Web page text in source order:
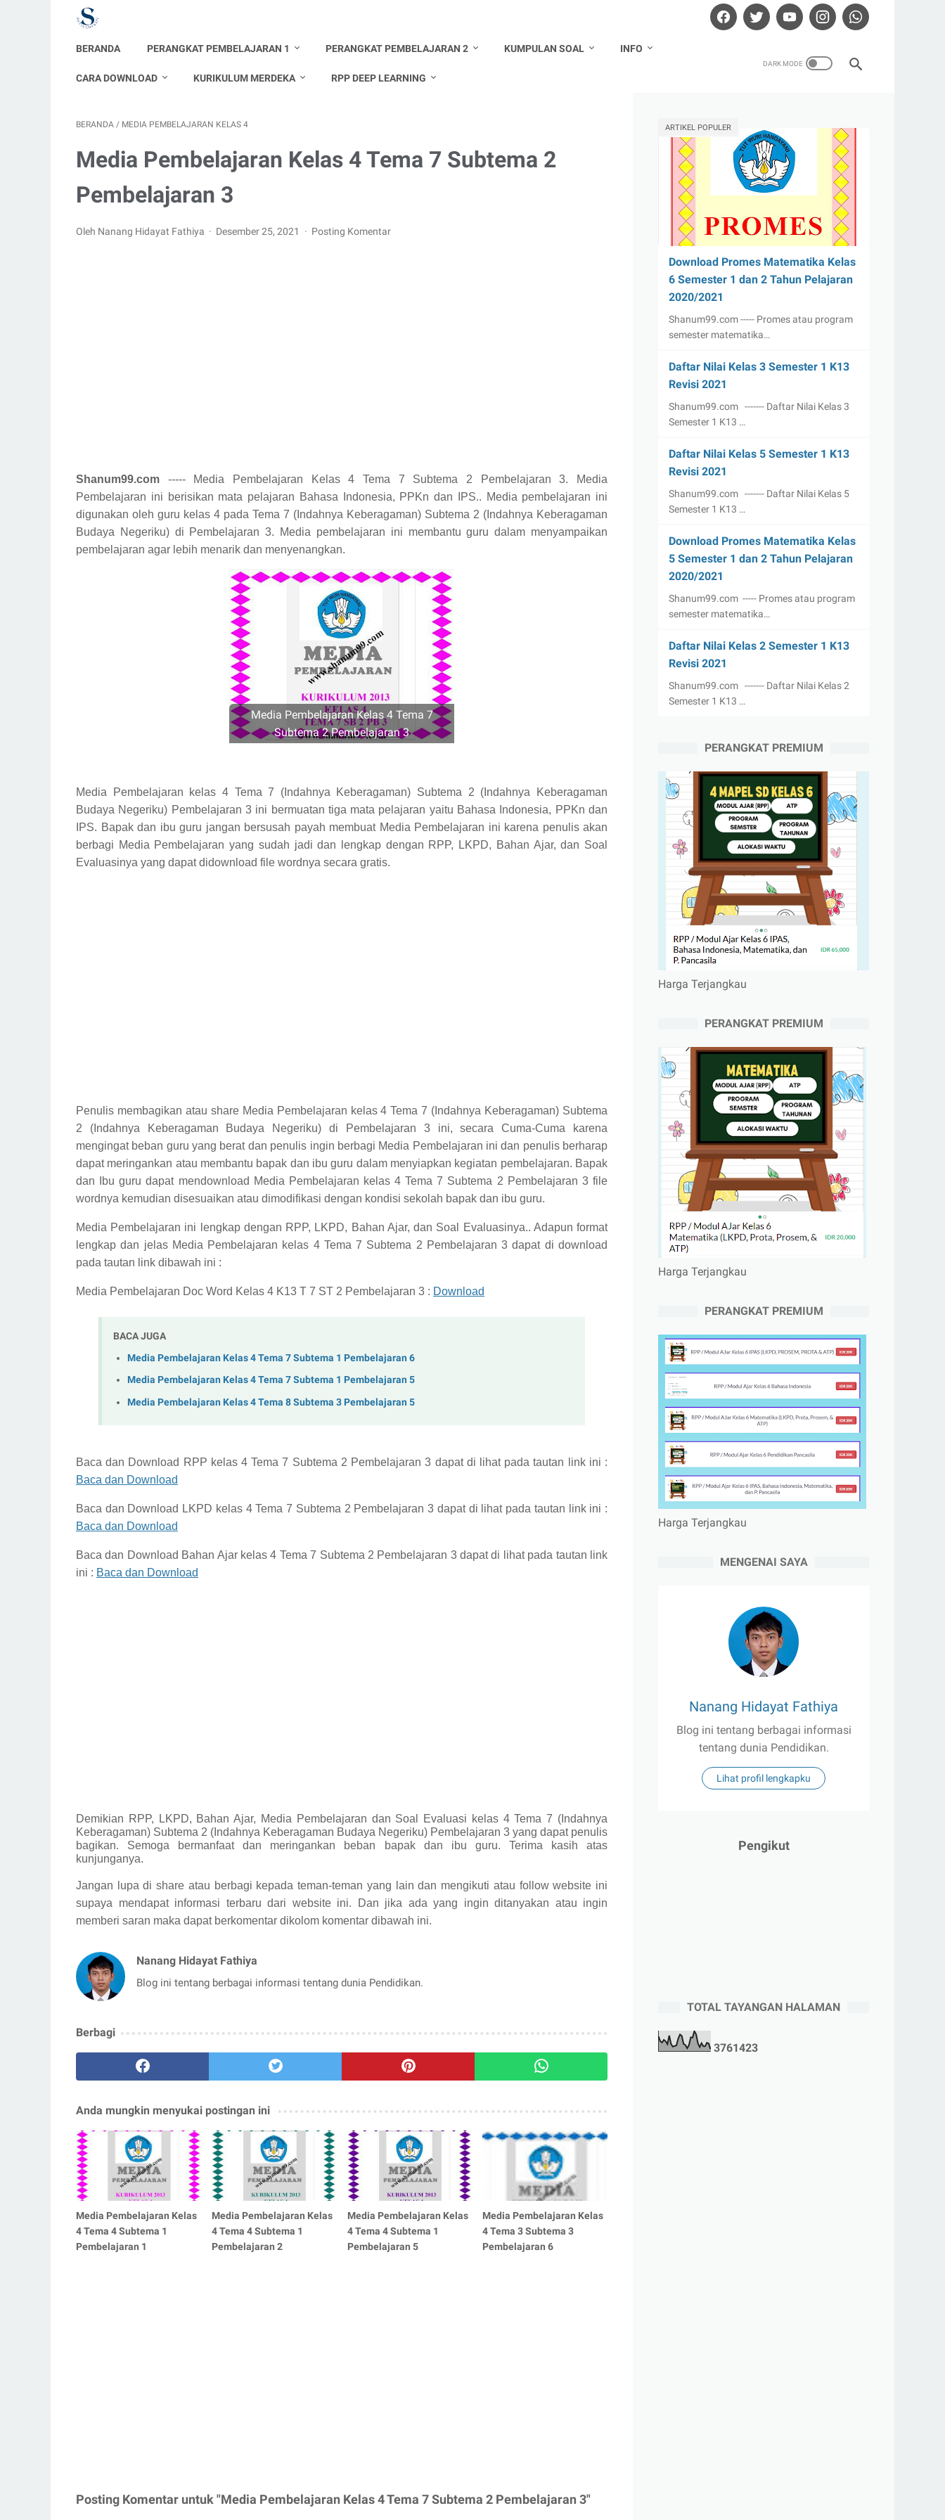
BERANDA PERANGKAT PEMBELAJARAN 1 PERANGKAT PEMBELAJARAN 2 KUMPULAN SOAL INFO
CARA DOWNLOAD KURIKULUM MERDEKA RPP DEEP LEARNING
BERANDA / MEDIA PEMBELAJARAN KELAS 4
Media Pembelajaran Kelas 4 Tema 7 Subtema 2
Pembelajaran 3
Oleh Nanang Hidayat Fathiya Desember 25, 2021 Posting Komentar
Shanum99.com ----- Media Pembelajaran Kelas 4 Tema 7 Subtema 2 Pembelajaran 3. Media
Pembelajaran ini berisikan mata pelajaran Bahasa Indonesia, PPKn dan IPS.. Media pembelajaran ini
digunakan oleh guru kelas 4 pada Tema 7 (Indahnya Keberagaman) Subtema 2 (Indahnya Keberagaman
Budaya Negeriku) di Pembelajaran 3. Media pembelajaran ini membantu guru dalam menyampaikan
pembelajaran agar lebih menarik dan menyenangkan.
Media Pembelajaran Kelas 4 Tema 7
Subtema 2 Pembelajaran 3
Media Pembelajaran kelas 4 Tema 7 (Indahnya Keberagaman) Subtema 2 (Indahnya Keberagaman
Budaya Negeriku) Pembelajaran 3 ini bermuatan tiga mata pelajaran yaitu Bahasa Indonesia, PPKn dan
IPS. Bapak dan ibu guru jangan bersusah payah membuat Media Pembelajaran ini karena penulis akan
berbagi Media Pembelajaran yang sudah jadi dan lengkap dengan RPP, LKPD, Bahan Ajar, dan Soal
Evaluasinya yang dapat didownload file wordnya secara gratis.
Penulis membagikan atau share Media Pembelajaran kelas 4 Tema 7 (Indahnya Keberagaman) Subtema
2 (Indahnya Keberagaman Budaya Negeriku) di Pembelajaran 3 ini, secara Cuma-Cuma karena
mengingat beban guru yang berat dan penulis ingin berbagi Media Pembelajaran ini dan penulis berharap
dapat meringankan atau membantu bapak dan ibu guru dalam menyiapkan kegiatan pembelajaran. Bapak
dan Ibu guru dapat mendownload Media Pembelajaran kelas 4 Tema 7 Subtema 2 Pembelajaran 3 file
wordnya kemudian disesuaikan atau dimodifikasi dengan kondisi sekolah bapak dan ibu guru.
Media Pembelajaran ini lengkap dengan RPP, LKPD, Bahan Ajar, dan Soal Evaluasinya.. Adapun format
lengkap dan jelas Media Pembelajaran kelas 4 Tema 7 Subtema 2 Pembelajaran 3dapat di download
pada tautan link dibawah ini :
Media Pembelajaran Doc Word Kelas 4 K13 T 7 ST 2 Pembelajaran 3 : Download
BACA JUGA
Media Pembelajaran Kelas 4 Tema 7 Subtema 1 Pembelajaran 6
Media Pembelajaran Kelas 4 Tema 7 Subtema 1 Pembelajaran 5
Media Pembelajaran Kelas 4 Tema 8 Subtema 3 Pembelajaran 5
Baca dan Download RPP kelas 4 Tema 7 Subtema 2 Pembelajaran 3 dapat di lihat pada tautan link ini :
Baca dan Download
Baca dan Download LKPD kelas 4 Tema 7 Subtema 2 Pembelajaran 3 dapat di lihat pada tautan link ini :
Baca dan Download
Baca dan Download Bahan Ajar kelas 4 Tema 7 Subtema 2 Pembelajaran 3dapat di lihat pada tautan link
ini : Baca dan Download
Demikian RPP, LKPD, Bahan Ajar, Media Pembelajaran dan Soal Evaluasi kelas 4 Tema 7 (Indahnya
Keberagaman) Subtema 2 (Indahnya Keberagaman Budaya Negeriku) Pembelajaran 3 yang dapat penulis
bagikan. Semoga bermanfaat dan meringankan beban bapak dan ibu guru. Terima kasih atas
kunjunganya.
Jangan lupa di share atau berbagi kepada teman-teman yang lain dan mengikuti atau follow website ini
supaya mendapat informasi terbaru dari website ini. Dan jika ada yang ingin ditanyakan atau ingin
memberi saran maka dapat berkomentar dikolom komentar dibawah ini.
Nanang Hidayat Fathiya
Blog ini tentang berbagai informasi tentang dunia Pendidikan.
Berbagi
Anda mungkin menyukai postingan ini
Media Pembelajaran Kelas
4 Tema 4 Subtema 1
Pembelajaran 1
Media Pembelajaran Kelas
4 Tema 4 Subtema 1
Pembelajaran 2
Media Pembelajaran Kelas
4 Tema 4 Subtema 1
Pembelajaran 5
Media Pembelajaran Kelas
4 Tema 3 Subtema 3
Pembelajaran 6
Posting Komentar untuk "Media Pembelajaran Kelas 4 Tema 7 Subtema 2 Pembelajaran 3"
ARTIKEL POPULER
Download Promes Matematika Kelas
6 Semester 1 dan 2 Tahun Pelajaran
2020/2021
Shanum99.com ----- Promes atau program
semester matematika…
Daftar Nilai Kelas 3 Semester 1 K13
Revisi 2021
Shanum99.com ------- Daftar Nilai Kelas 3
Semester 1 K13 …
Daftar Nilai Kelas 5 Semester 1 K13
Revisi 2021
Shanum99.com ------- Daftar Nilai Kelas 5
Semester 1 K13 …
Download Promes Matematika Kelas
5 Semester 1 dan 2 Tahun Pelajaran
2020/2021
Shanum99.com ----- Promes atau program
semester matematika…
Daftar Nilai Kelas 2 Semester 1 K13
Revisi 2021
Shanum99.com ------- Daftar Nilai Kelas 2
Semester 1 K13 …
PERANGKAT PREMIUM
Harga Terjangkau
PERANGKAT PREMIUM
Harga Terjangkau
PERANGKAT PREMIUM
Harga Terjangkau
MENGENAI SAYA
Nanang Hidayat Fathiya
Blog ini tentang berbagai informasi
tentang dunia Pendidikan.
Lihat profil lengkapku
Pengikut
TOTAL TAYANGAN HALAMAN
3761423